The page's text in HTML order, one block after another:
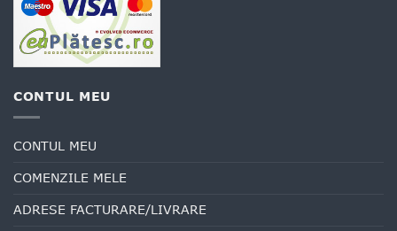
CONTUL MEU
CONTUL MEU
COMENZILE MELE
ADRESE FACTURARE/LIVRARE